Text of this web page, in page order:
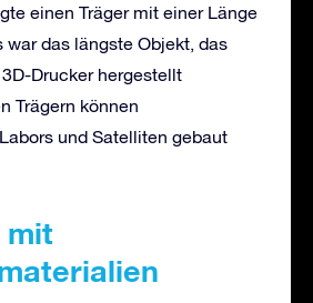
einen Träger mit einer Länge
war das längste Objekt, das
Drucker hergestellt
Trägern können
und Satelliten gebaut
mit